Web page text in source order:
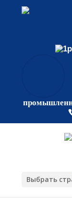
Выбрать